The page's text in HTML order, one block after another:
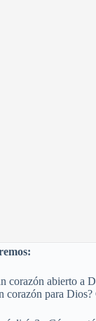
corazón abierto a
corazón para Dios?